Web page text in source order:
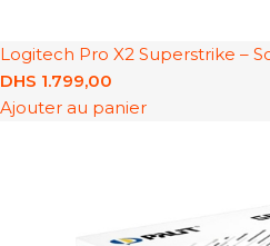
Logitech Pro X2 Superstrike –
DHS 1.799,00
Ajouter au panier